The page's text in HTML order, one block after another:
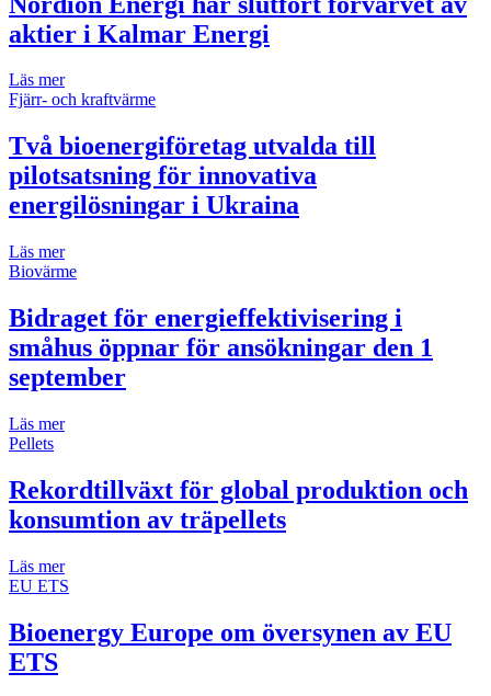
aktier i Kalmar Energi
Läs mer
Fjärr- och kraftvärme
Två bioenergiföretag utvalda till
pilotsatsning för innovativa
energilösningar i Ukraina
Läs mer
Biovärme
Bidraget för energieffektivisering i
småhus öppnar för ansökningar den 1
september
Läs mer
Pellets
Rekordtillväxt för global produktion och
konsumtion av träpellets
Läs mer
EU ETS
Bioenergy Europe om översynen av EU
ETS